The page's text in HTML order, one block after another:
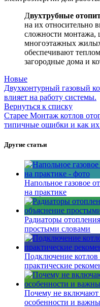
Двухтрубные
на их относительно
сложности монтажа,
многоэтажных
обеспечивают
загородные дома и
Новые
Двухконтурный газовый
влияет на работу системы.
Вернуться к списку
Старее Монтаж котлов
типичные ошибки и как их
Другие статьи
Напольное газовое
на практике
Радиаторы
простыми словами
Подключение
практические
Почему не включают
особенности и